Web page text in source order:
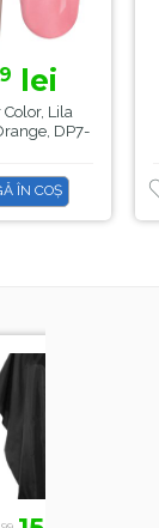
lei
Lila
DP7-
ÎN COȘ